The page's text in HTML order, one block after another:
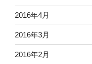
2016年4月
2016年3月
2016年2月